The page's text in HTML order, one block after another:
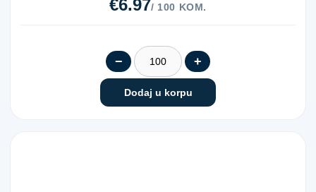
€6.97/ 100 KOM.
− +
Dodaj u korpu